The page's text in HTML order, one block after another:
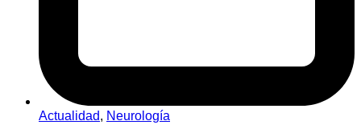
Actualidad, Neurología